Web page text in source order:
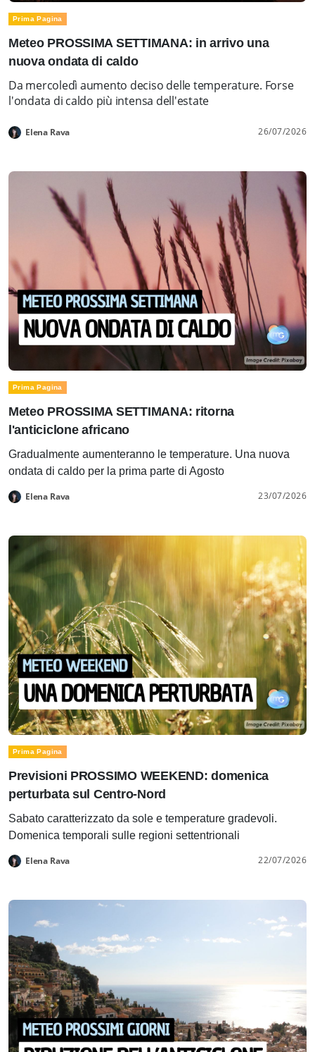
Prima Pagina
Meteo PROSSIMA SETTIMANA: in arrivo una
nuova ondata di caldo
Da mercoledì aumento deciso delle temperature. Forse
l'ondata di caldo più intensa dell'estate
Elena Rava 26/07/2026
Prima Pagina
Meteo PROSSIMA SETTIMANA: ritorna
l'anticiclone africano
Gradualmente aumenteranno le temperature. Una nuova
ondata di caldo per la prima parte di Agosto
Elena Rava 23/07/2026
Prima Pagina
Previsioni PROSSIMO WEEKEND: domenica
perturbata sul Centro-Nord
Sabato caratterizzato da sole e temperature gradevoli.
Domenica temporali sulle regioni settentrionali
Elena Rava 22/07/2026